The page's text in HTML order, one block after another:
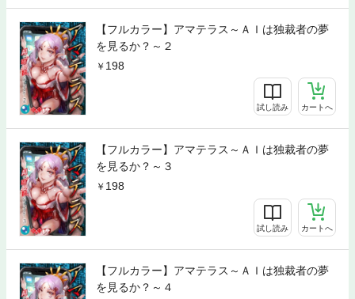
【フルカラー】アマテラス～ＡＩは独裁者の夢
を見るか？～２
198
試し読み カートへ
【フルカラー】アマテラス～ＡＩは独裁者の夢
を見るか？～３
198
試し読み カートへ
【フルカラー】アマテラス～ＡＩは独裁者の夢
を見るか？～４